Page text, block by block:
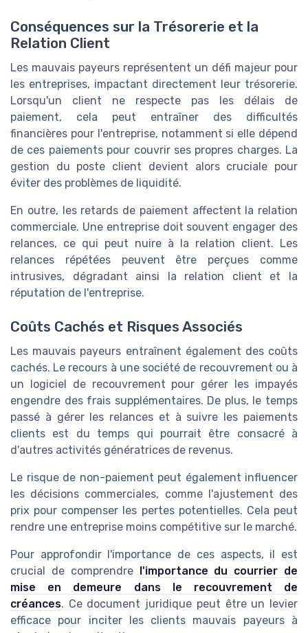
Conséquences sur la Trésorerie et la
Relation Client
Les mauvais payeurs représentent un défi majeur pour
les entreprises, impactant directement leur trésorerie.
Lorsqu'un client ne respecte pas les délais de
paiement, cela peut entraîner des difficultés
financières pour l'entreprise, notamment si elle dépend
de ces paiements pour couvrir ses propres charges. La
gestion du poste client devient alors cruciale pour
éviter des problèmes de liquidité.
En outre, les retards de paiement affectent la relation
commerciale. Une entreprise doit souvent engager des
relances, ce qui peut nuire à la relation client. Les
relances répétées peuvent être perçues comme
intrusives, dégradant ainsi la relation client et la
réputation de l'entreprise.
Coûts Cachés et Risques Associés
Les mauvais payeurs entraînent également des coûts
cachés. Le recours à une société de recouvrement ou à
un logiciel de recouvrement pour gérer les impayés
engendre des frais supplémentaires. De plus, le temps
passé à gérer les relances et à suivre les paiements
clients est du temps qui pourrait être consacré à
d'autres activités génératrices de revenus.
Le risque de non-paiement peut également influencer
les décisions commerciales, comme l'ajustement des
prix pour compenser les pertes potentielles. Cela peut
rendre une entreprise moins compétitive sur le marché.
Pour approfondir l'importance de ces aspects, il est
crucial de comprendre l'importance du courrier de
mise en demeure dans le recouvrement de
créances. Ce document juridique peut être un levier
efficace pour inciter les clients mauvais payeurs à